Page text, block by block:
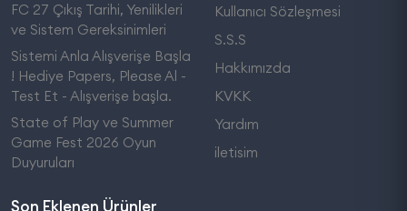
FC 27 Çıkış Tarihi, Yenilikleri
ve Sistem Gereksinimleri
Sistemi Anla Alışverişe Başla
! Hediye Papers, Please Al -
Test Et - Alışverişe başla.
State of Play ve Summer
Game Fest 2026 Oyun
Duyuruları
Kullanıcı Sözleşmesi
S.S.S
Hakkımızda
KVKK
Yardım
iletisim
Son Eklenen Ürünler